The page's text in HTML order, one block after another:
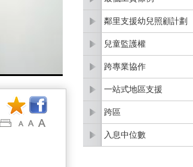
鄰里支援幼兒照顧計劃
兒童監護權
跨專業協作
一站式地區支援
跨區
入息中位數